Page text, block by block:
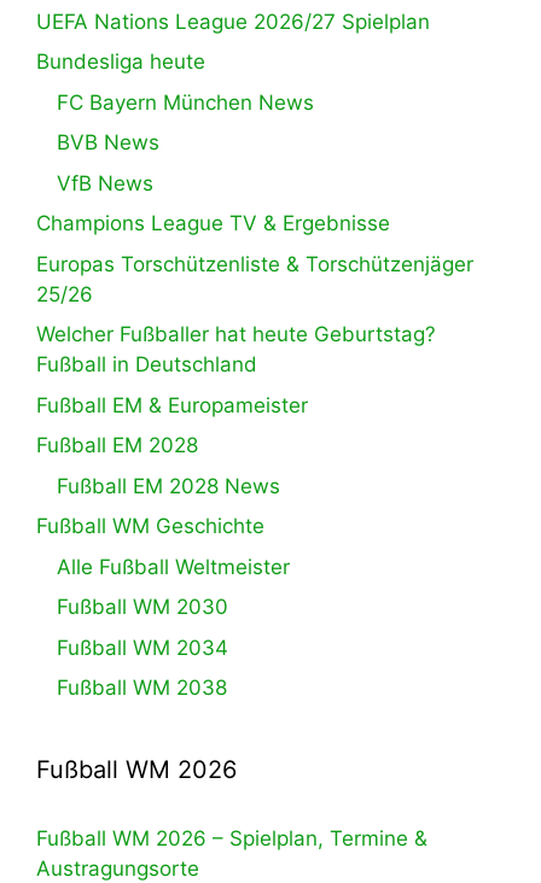
UEFA Nations League 2026/27 Spielplan
Bundesliga heute
FC Bayern München News
BVB News
VfB News
Champions League TV & Ergebnisse
Europas Torschützenliste & Torschützenjäger
25/26
Welcher Fußballer hat heute Geburtstag?
Fußball in Deutschland
Fußball EM & Europameister
Fußball EM 2028
Fußball EM 2028 News
Fußball WM Geschichte
Alle Fußball Weltmeister
Fußball WM 2030
Fußball WM 2034
Fußball WM 2038
Fußball WM 2026
Fußball WM 2026 – Spielplan, Termine &
Austragungsorte